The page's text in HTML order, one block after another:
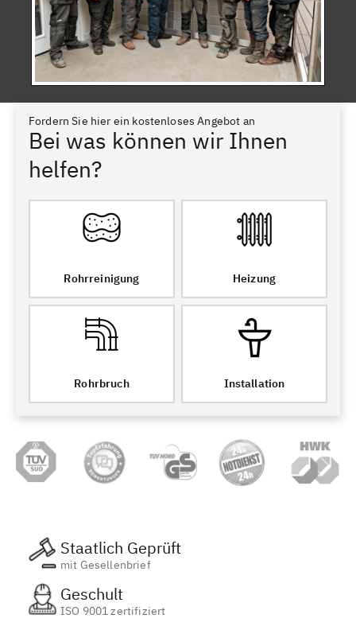
Fordern Sie hier ein kostenloses Angebot an
Bei was können wir Ihnen
helfen?
Rohrreinigung Heizung
Rohrbruch Installation
Staatlich Geprüft
mit Gesellenbrief
Geschult
ISO 9001 zertifiziert